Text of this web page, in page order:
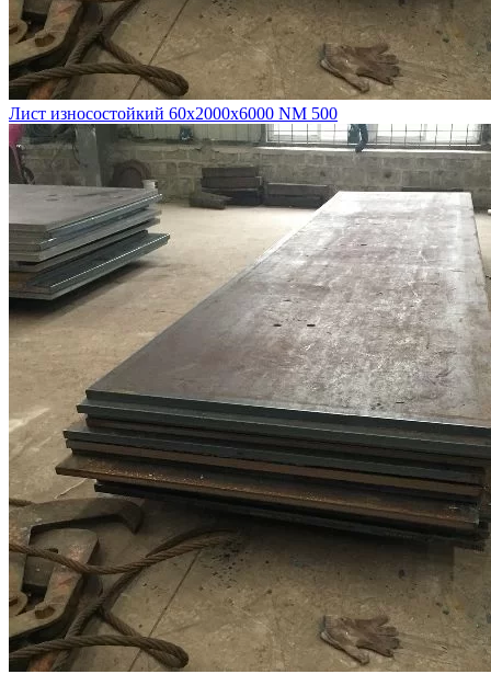
Лист износостойкий 60х2000х6000 NM 500